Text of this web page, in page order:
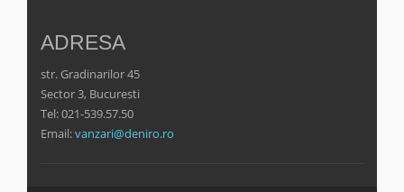
ADRESA
str. Gradinarilor 45
Sector 3, Bucuresti
Tel: 021-539.57.50
Email:vanzari@deniro.ro